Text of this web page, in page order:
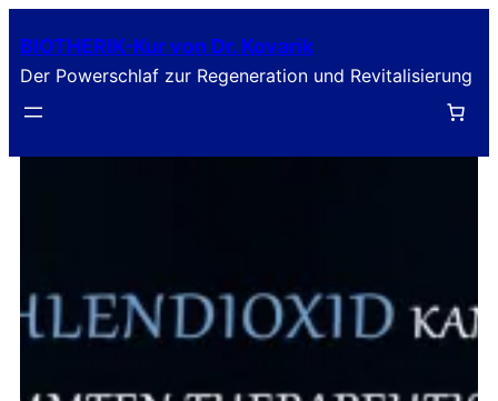
Inhalt
springen
BIOTHERIK-Kur von Dr. Kovarik
Der Powerschlaf zur Regeneration und Revitalisierung